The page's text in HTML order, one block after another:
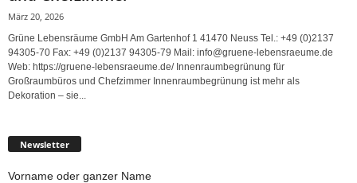
März 20, 2026
Grüne Lebensräume GmbH Am Gartenhof 1 41470 Neuss Tel.: +49 (0)2137
94305-70 Fax: +49 (0)2137 94305-79 Mail: info@gruene-lebensraeume.de
Web: https://gruene-lebensraeume.de/ Innenraumbegrünung für
Großraumbüros und Chefzimmer Innenraumbegrünung ist mehr als
Dekoration – sie...
Newsletter
Vorname oder ganzer Name